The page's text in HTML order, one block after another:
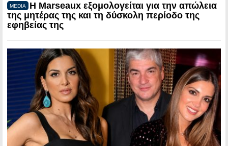
MEDIA
Η Marseaux εξομολογείται για την απώλεια
της μητέρας της και τη δύσκολη περίοδο της
εφηβείας της